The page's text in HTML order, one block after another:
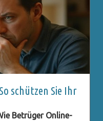
schützen Sie Ihr
Betrüger Online-